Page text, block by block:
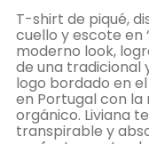
T-shirt de piqué,
cuello y escote en
moderno look,
de una tradicional
logo bordado en
en Portugal con la
orgánico. Liviana
transpirable y